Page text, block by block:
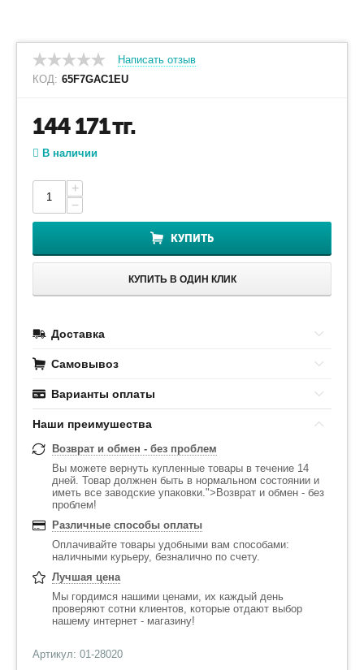
Написать отзыв
КОД: 65F7GAC1EU
144 171тг.
В наличии
+
−
КУПИТЬ
КУПИТЬ В ОДИН КЛИК
Доставка
Самовывоз
Варианты оплаты
Наши преимушества
Возврат и обмен - без проблем
Вы можете вернуть купленные товары в течение 14
дней. Товар должнен быть в нормальном состоянии и
иметь все заводские упаковки.">Возврат и обмен - без
проблем!
Различные способы оплаты
Оплачивайте товары удобными вам способами:
наличными курьеру, безналично по счету.
Лучшая цена
Мы гордимся нашими ценами, их каждый день
проверяют сотни клиентов, которые отдают выбор
нашему интернет - магазину!
Артикул: 01-28020